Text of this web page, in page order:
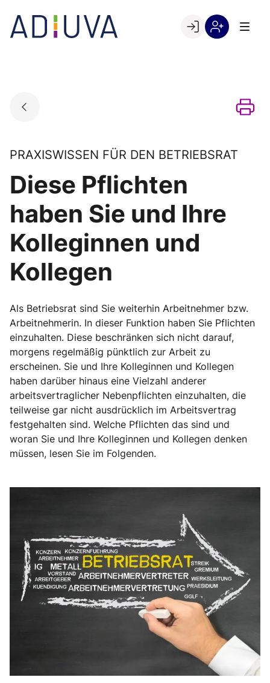
content
Go to landing page.
PRAXISWISSEN FÜR DEN BETRIEBSRAT
Diese Pflichten
haben Sie und Ihre
Kolleginnen und
Kollegen
Als Betriebsrat sind Sie weiterhin Arbeitnehmer bzw.
Arbeitnehmerin. In dieser Funktion haben Sie Pflichten
einzuhalten. Diese beschränken sich nicht darauf,
morgens regelmäßig pünktlich zur Arbeit zu
erscheinen. Sie und Ihre Kolleginnen und Kollegen
haben darüber hinaus eine Vielzahl anderer
arbeitsvertraglicher Nebenpflichten einzuhalten, die
teilweise gar nicht ausdrücklich im Arbeitsvertrag
festgehalten sind. Welche Pflichten das sind und
woran Sie und Ihre Kolleginnen und Kollegen denken
müssen, lesen Sie im Folgenden.